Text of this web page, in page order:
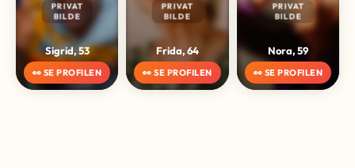
PRIVAT
BILDE
Sigrid, 53
👀 SE PROFILEN
PRIVAT
BILDE
Frida, 64
👀 SE PROFILEN
PRIVAT
BILDE
Nora, 59
👀 SE PROFILEN